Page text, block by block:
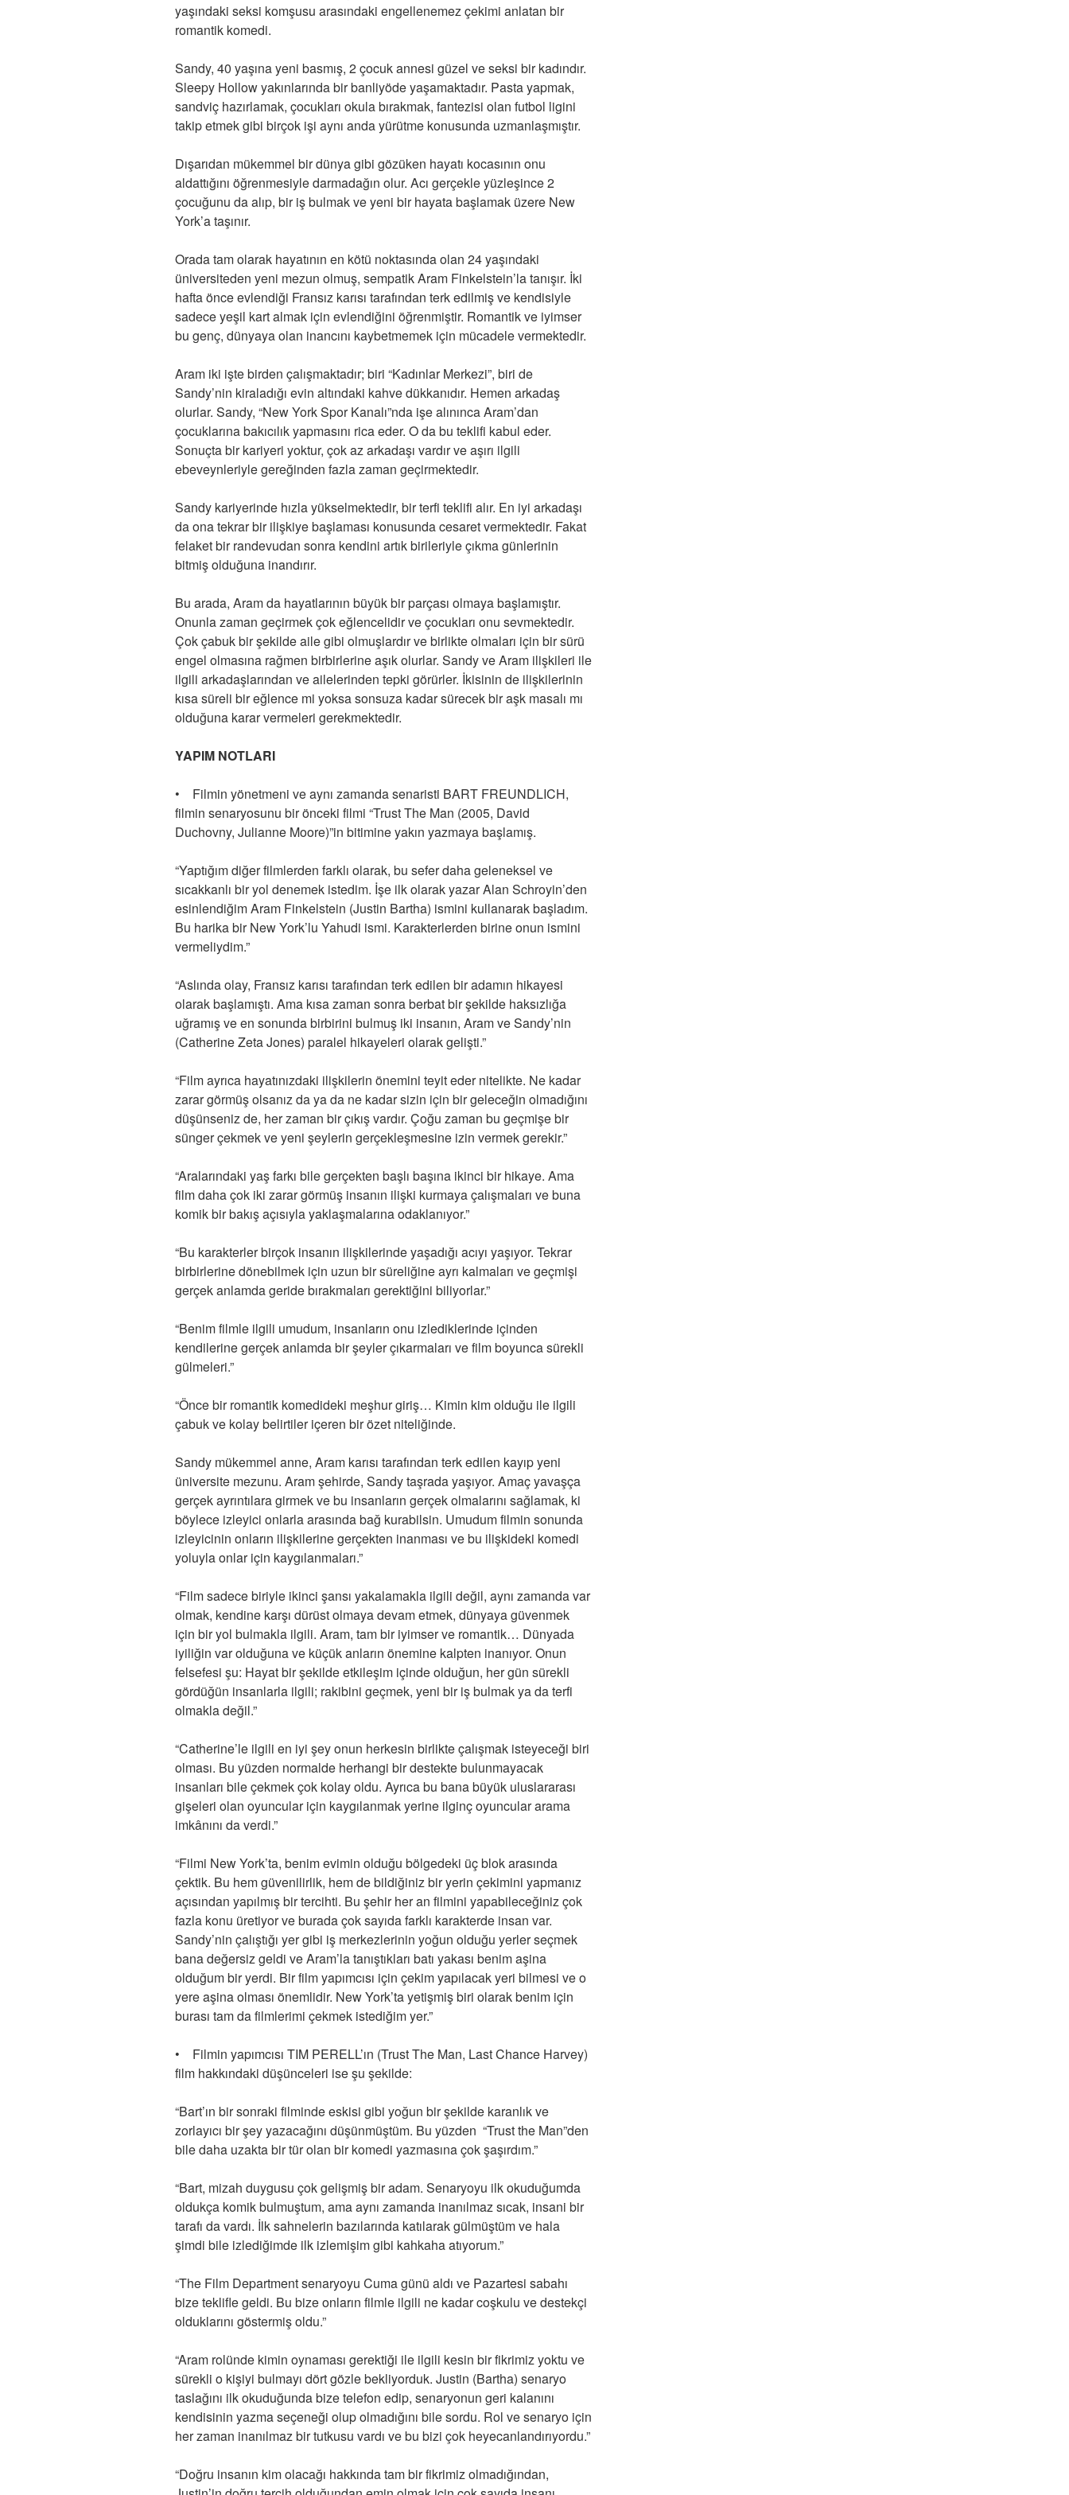
yaşındaki seksi komşusu arasındaki engellenemez çekimi anlatan bir
romantik komedi.
Sandy, 40 yaşına yeni basmış, 2 çocuk annesi güzel ve seksi bir kadındır.
Sleepy Hollow yakınlarında bir banliyöde yaşamaktadır. Pasta yapmak,
sandviç hazırlamak, çocukları okula bırakmak, fantezisi olan futbol ligini
takip etmek gibi birçok işi aynı anda yürütme konusunda uzmanlaşmıştır.
Dışarıdan mükemmel bir dünya gibi gözüken hayatı kocasının onu
aldattığını öğrenmesiyle darmadağın olur. Acı gerçekle yüzleşince 2
çocuğunu da alıp, bir iş bulmak ve yeni bir hayata başlamak üzere New
York’a taşınır.
Orada tam olarak hayatının en kötü noktasında olan 24 yaşındaki
üniversiteden yeni mezun olmuş, sempatik Aram Finkelstein’la tanışır. İki
hafta önce evlendiği Fransız karısı tarafından terk edilmiş ve kendisiyle
sadece yeşil kart almak için evlendiğini öğrenmiştir. Romantik ve iyimser
bu genç, dünyaya olan inancını kaybetmemek için mücadele vermektedir.
Aram iki işte birden çalışmaktadır; biri “Kadınlar Merkezi”, biri de
Sandy’nin kiraladığı evin altındaki kahve dükkanıdır. Hemen arkadaş
olurlar. Sandy, “New York Spor Kanalı”nda işe alınınca Aram’dan
çocuklarına bakıcılık yapmasını rica eder. O da bu teklifi kabul eder.
Sonuçta bir kariyeri yoktur, çok az arkadaşı vardır ve aşırı ilgili
ebeveynleriyle gereğinden fazla zaman geçirmektedir.
Sandy kariyerinde hızla yükselmektedir, bir terfi teklifi alır. En iyi arkadaşı
da ona tekrar bir ilişkiye başlaması konusunda cesaret vermektedir. Fakat
felaket bir randevudan sonra kendini artık birileriyle çıkma günlerinin
bitmiş olduğuna inandırır.
Bu arada, Aram da hayatlarının büyük bir parçası olmaya başlamıştır.
Onunla zaman geçirmek çok eğlencelidir ve çocukları onu sevmektedir.
Çok çabuk bir şekilde aile gibi olmuşlardır ve birlikte olmaları için bir sürü
engel olmasına rağmen birbirlerine aşık olurlar. Sandy ve Aram ilişkileri ile
ilgili arkadaşlarından ve ailelerinden tepki görürler. İkisinin de ilişkilerinin
kısa süreli bir eğlence mi yoksa sonsuza kadar sürecek bir aşk masalı mı
olduğuna karar vermeleri gerekmektedir.
YAPIM NOTLARI
• Filmin yönetmeni ve aynı zamanda senaristi BART FREUNDLICH,
filmin senaryosunu bir önceki filmi “Trust The Man (2005, David
Duchovny, Julianne Moore)”in bitimine yakın yazmaya başlamış.
“Yaptığım diğer filmlerden farklı olarak, bu sefer daha geleneksel ve
sıcakkanlı bir yol denemek istedim. İşe ilk olarak yazar Alan Schroyin’den
esinlendiğim Aram Finkelstein (Justin Bartha) ismini kullanarak başladım.
Bu harika bir New York’lu Yahudi ismi. Karakterlerden birine onun ismini
vermeliydim.”
“Aslında olay, Fransız karısı tarafından terk edilen bir adamın hikayesi
olarak başlamıştı. Ama kısa zaman sonra berbat bir şekilde haksızlığa
uğramış ve en sonunda birbirini bulmuş iki insanın, Aram ve Sandy’nin
(Catherine Zeta Jones) paralel hikayeleri olarak gelişti.”
“Film ayrıca hayatınızdaki ilişkilerin önemini teyit eder nitelikte. Ne kadar
zarar görmüş olsanız da ya da ne kadar sizin için bir geleceğin olmadığını
düşünseniz de, her zaman bir çıkış vardır. Çoğu zaman bu geçmişe bir
sünger çekmek ve yeni şeylerin gerçekleşmesine izin vermek gerekir.”
“Aralarındaki yaş farkı bile gerçekten başlı başına ikinci bir hikaye. Ama
film daha çok iki zarar görmüş insanın ilişki kurmaya çalışmaları ve buna
komik bir bakış açısıyla yaklaşmalarına odaklanıyor.”
“Bu karakterler birçok insanın ilişkilerinde yaşadığı acıyı yaşıyor. Tekrar
birbirlerine dönebilmek için uzun bir süreliğine ayrı kalmaları ve geçmişi
gerçek anlamda geride bırakmaları gerektiğini biliyorlar.”
“Benim filmle ilgili umudum, insanların onu izlediklerinde içinden
kendilerine gerçek anlamda bir şeyler çıkarmaları ve film boyunca sürekli
gülmeleri.”
“Önce bir romantik komedideki meşhur giriş… Kimin kim olduğu ile ilgili
çabuk ve kolay belirtiler içeren bir özet niteliğinde.
Sandy mükemmel anne, Aram karısı tarafından terk edilen kayıp yeni
üniversite mezunu. Aram şehirde, Sandy taşrada yaşıyor. Amaç yavaşça
gerçek ayrıntılara girmek ve bu insanların gerçek olmalarını sağlamak, ki
böylece izleyici onlarla arasında bağ kurabilsin. Umudum filmin sonunda
izleyicinin onların ilişkilerine gerçekten inanması ve bu ilişkideki komedi
yoluyla onlar için kaygılanmaları.”
“Film sadece biriyle ikinci şansı yakalamakla ilgili değil, aynı zamanda var
olmak, kendine karşı dürüst olmaya devam etmek, dünyaya güvenmek
için bir yol bulmakla ilgili. Aram, tam bir iyimser ve romantik… Dünyada
iyiliğin var olduğuna ve küçük anların önemine kalpten inanıyor. Onun
felsefesi şu: Hayat bir şekilde etkileşim içinde olduğun, her gün sürekli
gördüğün insanlarla ilgili; rakibini geçmek, yeni bir iş bulmak ya da terfi
olmakla değil.”
“Catherine’le ilgili en iyi şey onun herkesin birlikte çalışmak isteyeceği biri
olması. Bu yüzden normalde herhangi bir destekte bulunmayacak
insanları bile çekmek çok kolay oldu. Ayrıca bu bana büyük uluslararası
gişeleri olan oyuncular için kaygılanmak yerine ilginç oyuncular arama
imkânını da verdi.”
“Filmi New York’ta, benim evimin olduğu bölgedeki üç blok arasında
çektik. Bu hem güvenilirlik, hem de bildiğiniz bir yerin çekimini yapmanız
açısından yapılmış bir tercihti. Bu şehir her an filmini yapabileceğiniz çok
fazla konu üretiyor ve burada çok sayıda farklı karakterde insan var.
Sandy’nin çalıştığı yer gibi iş merkezlerinin yoğun olduğu yerler seçmek
bana değersiz geldi ve Aram’la tanıştıkları batı yakası benim aşina
olduğum bir yerdi. Bir film yapımcısı için çekim yapılacak yeri bilmesi ve o
yere aşina olması önemlidir. New York’ta yetişmiş biri olarak benim için
burası tam da filmlerimi çekmek istediğim yer.”
• Filmin yapımcısı TIM PERELL’ın (Trust The Man, Last Chance Harvey)
film hakkındaki düşünceleri ise şu şekilde:
“Bart’ın bir sonraki filminde eskisi gibi yoğun bir şekilde karanlık ve
zorlayıcı bir şey yazacağını düşünmüştüm. Bu yüzden “Trust the Man”den
bile daha uzakta bir tür olan bir komedi yazmasına çok şaşırdım.”
“Bart, mizah duygusu çok gelişmiş bir adam. Senaryoyu ilk okuduğumda
oldukça komik bulmuştum, ama aynı zamanda inanılmaz sıcak, insani bir
tarafı da vardı. İlk sahnelerin bazılarında katılarak gülmüştüm ve hala
şimdi bile izlediğimde ilk izlemişim gibi kahkaha atıyorum.”
“The Film Department senaryoyu Cuma günü aldı ve Pazartesi sabahı
bize teklifle geldi. Bu bize onların filmle ilgili ne kadar coşkulu ve destekçi
olduklarını göstermiş oldu.”
“Aram rolünde kimin oynaması gerektiği ile ilgili kesin bir fikrimiz yoktu ve
sürekli o kişiyi bulmayı dört gözle bekliyorduk. Justin (Bartha) senaryo
taslağını ilk okuduğunda bize telefon edip, senaryonun geri kalanını
kendisinin yazma seçeneği olup olmadığını bile sordu. Rol ve senaryo için
her zaman inanılmaz bir tutkusu vardı ve bu bizi çok heyecanlandırıyordu.”
“Doğru insanın kim olacağı hakkında tam bir fikrimiz olmadığından,